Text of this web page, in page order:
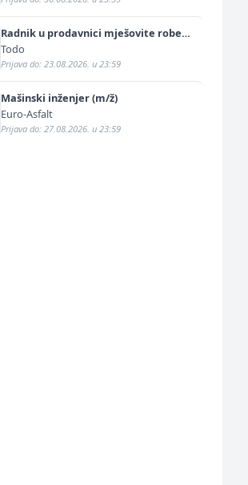
Radnik u prodavnici mješovite robe
(m/ž)
Todo
Prijava do: 23.08.2026. u 23:59
Mašinski inženjer (m/ž)
Euro-Asfalt
Prijava do: 27.08.2026. u 23:59